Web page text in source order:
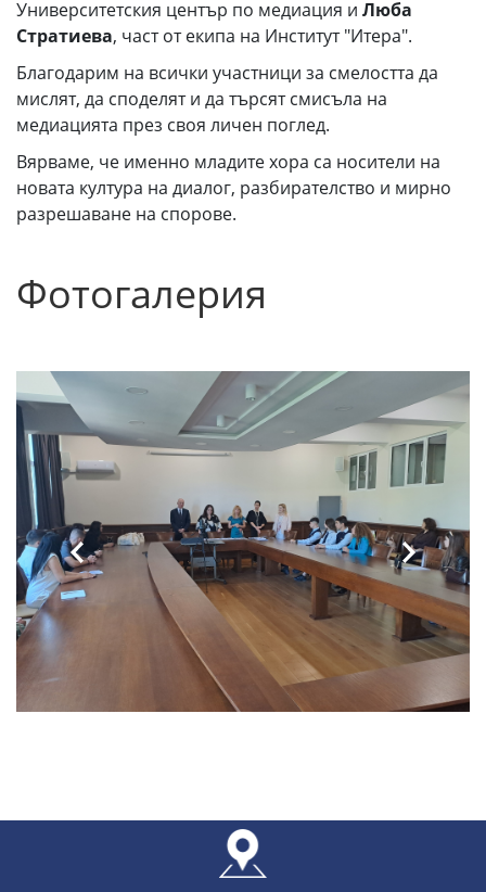
Университетския център по медиация и Люба
Стратиева, част от екипа на Институт "Итера".
Благодарим на всички участници за смелостта да
мислят, да споделят и да търсят смисъла на
медиацията през своя личен поглед.
Вярваме, че именно младите хора са носители на
новата култура на диалог, разбирателство и мирно
разрешаване на спорове.
Фотогалерия